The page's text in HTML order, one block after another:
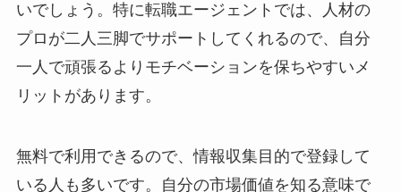
いでしょう。特に転職エージェントでは、人材の
プロが二人三脚でサポートしてくれるので、自分
一人で頑張るよりモチベーションを保ちやすいメ
リットがあります。
無料で利用できるので、情報収集目的で登録して
いる人も多いです。自分の市場価値を知る意味で